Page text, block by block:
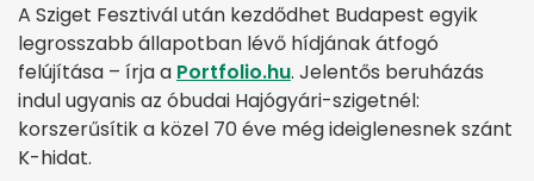
A Sziget Fesztivál után kezdődhet Budapest egyik
legrosszabb állapotban lévő hídjának átfogó
felújítása – írja a Portfolio.hu. Jelentős beruházás
indul ugyanis az óbudai Hajógyári-szigetnél:
korszerűsítik a közel 70 éve még ideiglenesnek szánt
K-hidat.